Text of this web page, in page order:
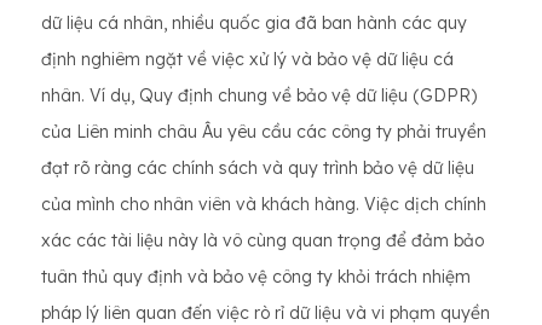
dữ liệu cá nhân, nhiều quốc gia đã ban hành các quy
định nghiêm ngặt về việc xử lý và bảo vệ dữ liệu cá
nhân. Ví dụ, Quy định chung về bảo vệ dữ liệu (GDPR)
của Liên minh châu Âu yêu cầu các công ty phải truyền
đạt rõ ràng các chính sách và quy trình bảo vệ dữ liệu
của mình cho nhân viên và khách hàng. Việc dịch chính
xác các tài liệu này là vô cùng quan trọng để đảm bảo
tuân thủ quy định và bảo vệ công ty khỏi trách nhiệm
pháp lý liên quan đến việc rò rỉ dữ liệu và vi phạm quyền